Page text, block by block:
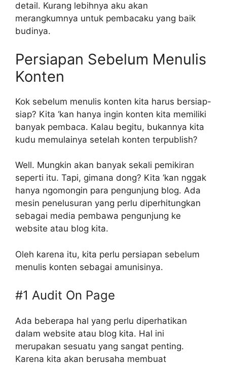
detail. Kurang lebihnya aku akan
merangkumnya untuk pembacaku yang baik
budinya.
Persiapan Sebelum Menulis
Konten
Kok sebelum menulis konten kita harus bersiap-
siap? Kita ‘kan hanya ingin konten kita memiliki
banyak pembaca. Kalau begitu, bukannya kita
kudu memulainya setelah konten terpublish?
Well. Mungkin akan banyak sekali pemikiran
seperti itu. Tapi, gimana dong? Kita ‘kan nggak
hanya ngomongin para pengunjung blog. Ada
mesin penelusuran yang perlu diperhitungkan
sebagai media pembawa pengunjung ke
website atau blog kita.
Oleh karena itu, kita perlu persiapan sebelum
menulis konten sebagai amunisinya.
#1 Audit On Page
Ada beberapa hal yang perlu diperhatikan
dalam website atau blog kita. Hal ini
merupakan sesuatu yang sangat penting.
Karena kita akan berusaha membuat